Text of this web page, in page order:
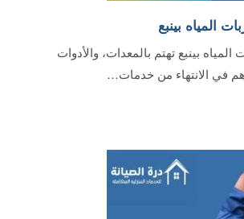
المياه بينبع
بينبع تهتم بالمعدات، والأدوات
في الانتهاء من خدمات…